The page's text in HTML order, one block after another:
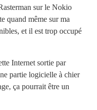
sur le Nokio
quand même sur ma
et il est trop occupé
Internet sortie par
partie logicielle à chier
ça pourrait être un